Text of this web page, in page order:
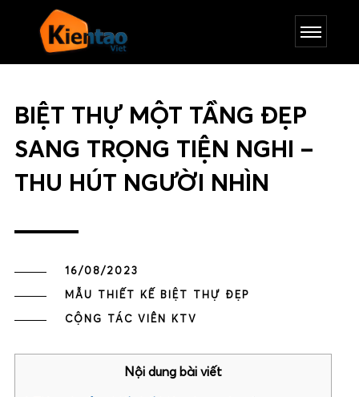
BIỆT THỰ MỘT TẦNG ĐẸP
SANG TRỌNG TIỆN NGHI –
THU HÚT NGƯỜI NHÌN
16/08/2023
MẪU THIẾT KẾ BIỆT THỰ ĐẸP
CỘNG TÁC VIÊN KTV
Nội dung bài viết